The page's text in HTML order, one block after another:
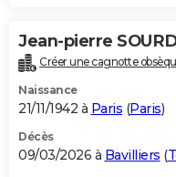
Carte de Noël
Carte Bonne année
Carte Saint-Valentin
Carte Pâques
Carte d'anniversaire
DICTIONNAIRE
Dictionnaire
Biographies
Citations
Expressions
Proverbes
PROGRAMME TV
S'inscrire
Se connecter
Lycées
Collèges
Primaires
Universités
Entreprises
Service militaire
Avis de recherche
AVIS DE DÉCÈS
Jean-pierre
Créer une cagnotte
Naissance
21/11/1942 à Paris (Paris)
Décès
09/03/2026 à Bavilliers (